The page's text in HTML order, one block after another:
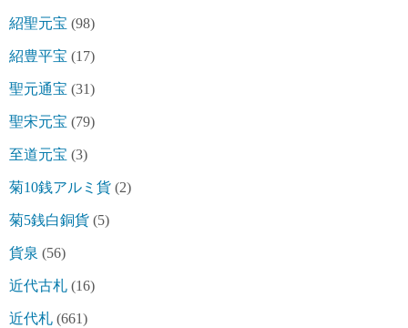
紹聖元宝 (98)
紹豊平宝 (17)
聖元通宝 (31)
聖宋元宝 (79)
至道元宝 (3)
菊10銭アルミ貨 (2)
菊5銭白銅貨 (5)
貨泉 (56)
近代古札 (16)
近代札 (661)